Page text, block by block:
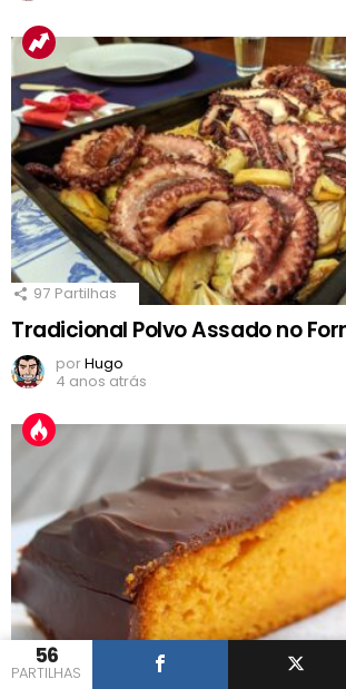
56
PARTILHAS
97 Partilhas
Tradicional Polvo Assado no
porHugo
4 anos atrás
696 Partilhas